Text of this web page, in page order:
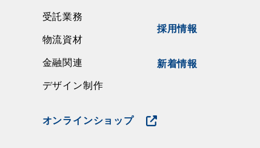
受託業務
物流資材
金融関連
デザイン制作
オンラインショップ
採用情報
新着情報